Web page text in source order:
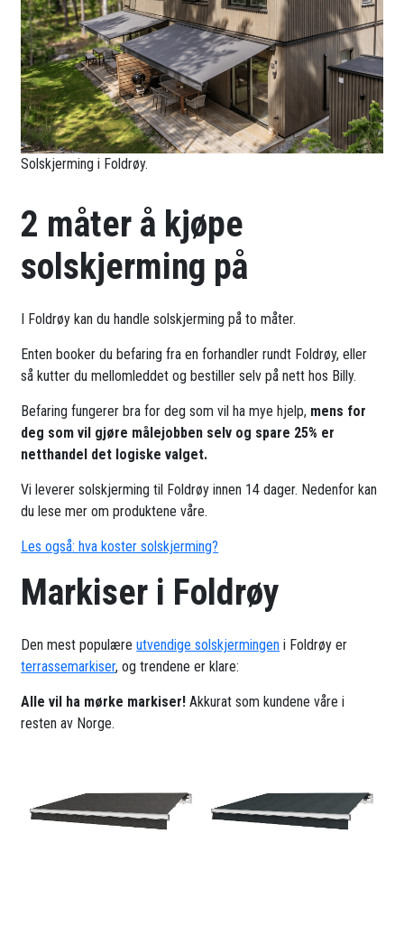
Solskjerming i Foldrøy.
2 måter å kjøpe
solskjerming på
I Foldrøy kan du handle solskjerming på to måter.
Enten booker du befaring fra en forhandler rundt Foldrøy, eller
så kutter du mellomleddet og bestiller selv på nett hos Billy.
Befaring fungerer bra for deg som vil ha mye hjelp, mens for
deg som vil gjøre målejobben selv og spare 25% er
netthandel det logiske valget.
Vi leverer solskjerming til Foldrøy innen 14 dager. Nedenfor kan
du lese mer om produktene våre.
Les også: hva koster solskjerming?
Markiser i Foldrøy
Den mest populæreutvendige solskjermingen i Foldrøy er
terrassemarkiser, og trendene er klare:
Alle vil ha mørke markiser! Akkurat som kundene våre i
resten av Norge.